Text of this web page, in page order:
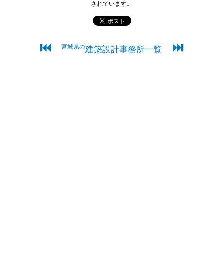
されています。
⏮ 宮城県の建築設計事務所一覧 ⏭